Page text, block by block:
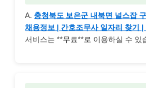
A. 충청북도 보은군 내북면 널스잡
채용정보 | 간호조무사 일자리 찾기 |
서비스는 **무료**로 이용하실 수 있